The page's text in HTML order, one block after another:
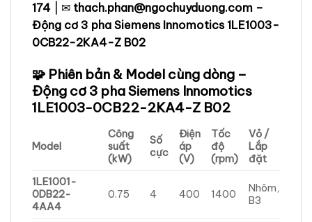
174 | ✉ thach.phan@ngochuyduong.com –
Động cơ 3 pha Siemens Innomotics 1LE1003-
0CB22-2KA4-Z B02
🧩 Phiên bản & Model cùng dòng –
Động cơ 3 pha Siemens Innomotics
1LE1003-0CB22-2KA4-Z B02
Model
Công
suất
(kW)
Số
cực
Điện
áp
(V)
Tốc
độ
(rpm)
Vỏ /
Lắp
đặt
1LE1001-
0DB22-
4AA4
0.75 4 400 1400
Nhôm,
B3